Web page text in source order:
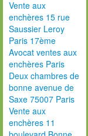
Vente aux
enchères 15 rue
Saussier Leroy
Paris 17ème
Avocat ventes aux
enchères Paris
Deux chambres de
bonne avenue de
Saxe 75007 Paris
Vente aux
enchères 11